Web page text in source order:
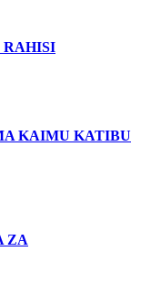
RAHISI
KAIMU KATIBU
ZA